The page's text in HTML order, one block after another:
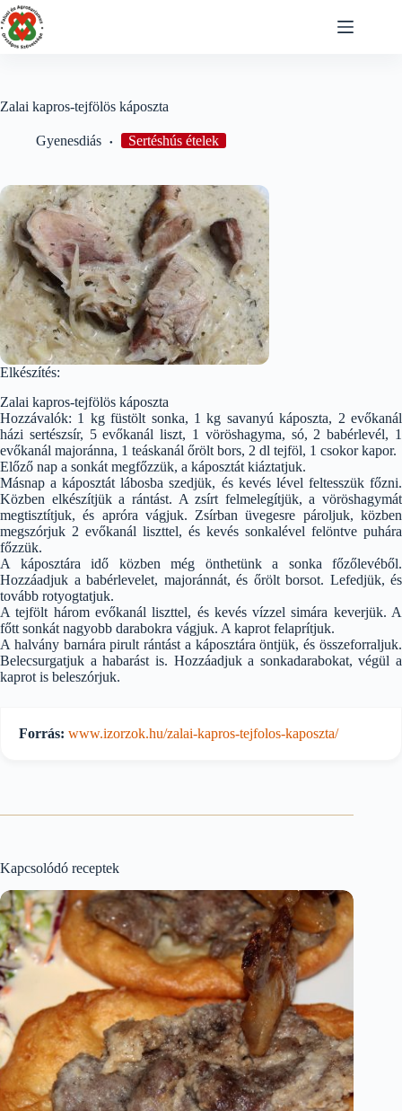
Skip
to
content
Zalai kapros-tejfölös káposzta
Gyenesdiás Sertéshús ételek
Elkészítés:
Zalai kapros-tejfölös káposzta
Hozzávalók: 1 kg füstölt sonka, 1 kg savanyú káposzta, 2 evőkanál
házi sertészsír, 5 evőkanál liszt, 1 vöröshagyma, só, 2 babérlevél, 1
evőkanál majoránna, 1 teáskanál őrölt bors, 2 dl tejföl, 1 csokor kapor.
Előző nap a sonkát megfőzzük, a káposztát kiáztatjuk.
Másnap a káposztát lábosba szedjük, és kevés lével feltesszük főzni.
Közben elkészítjük a rántást. A zsírt felmelegítjük, a vöröshagymát
megtisztítjuk, és apróra vágjuk. Zsírban üvegesre pároljuk, közben
megszórjuk 2 evőkanál liszttel, és kevés sonkalével felöntve puhára
főzzük.
A káposztára idő közben még önthetünk a sonka főzőlevéből.
Hozzáadjuk a babérlevelet, majoránnát, és őrölt borsot. Lefedjük, és
tovább rotyogtatjuk.
A tejfölt három evőkanál liszttel, és kevés vízzel simára keverjük. A
főtt sonkát nagyobb darabokra vágjuk. A kaprot felaprítjuk.
A halvány barnára pirult rántást a káposztára öntjük, és összeforraljuk.
Belecsurgatjuk a habarást is. Hozzáadjuk a sonkadarabokat, végül a
kaprot is beleszórjuk.
Forrás: www.izorzok.hu/zalai-kapros-tejfolos-kaposzta/
Kapcsolódó receptek